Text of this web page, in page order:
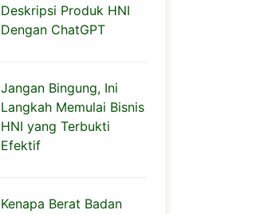
Deskripsi Produk HNI
Dengan ChatGPT
Jangan Bingung, Ini
Langkah Memulai Bisnis
HNI yang Terbukti
Efektif
Kenapa Berat Badan